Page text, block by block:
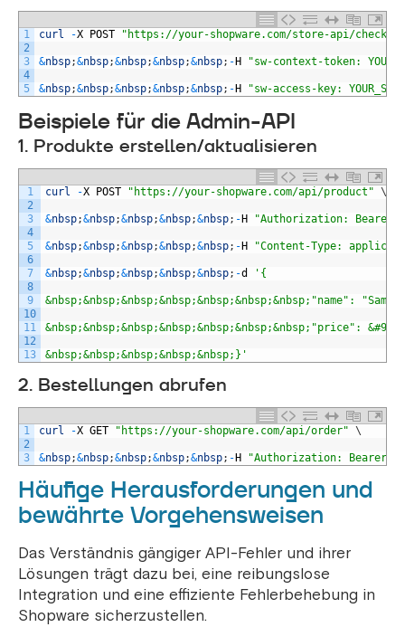
1
2
3
4
5
curl -X POST "https://your-shopware.com/store-api/
&nbsp;&nbsp;&nbsp;&nbsp;&nbsp; - H "sw-context-token:
&nbsp;&nbsp;&nbsp;&nbsp;&nbsp; - H "sw-access-key:
Beispiele für die Admin-API
1. Produkte erstellen/aktualisieren
1
2
3
4
5
6
7
8
9
10
11
12
13
curl -X POST "https://your-shopware.com/api/product" \
&nbsp;&nbsp;&nbsp;&nbsp;&nbsp; - H "Authorization: Bearer
&nbsp;&nbsp;&nbsp;&nbsp;&nbsp; - H "Content-Type:
&nbsp;&nbsp;&nbsp;&nbsp;&nbsp; -d '{
&nbsp;&nbsp;&nbsp;&nbsp;&nbsp;&nbsp;&nbsp;"name":
&nbsp;&nbsp;&nbsp;&nbsp;&nbsp;&nbsp;&nbsp;"price":
&nbsp;&nbsp;&nbsp;&nbsp;&nbsp;}'
2. Bestellungen abrufen
1
2
3
curl -X GET "https://your-shopware.com/api/order" \
&nbsp;&nbsp;&nbsp;&nbsp;&nbsp; - H "Authorization: Bearer
Häufige Herausforderungen und
bewährte Vorgehensweisen
Das Verständnis gängiger API-Fehler und ihrer
Lösungen trägt dazu bei, eine reibungslose
Integration und eine effiziente Fehlerbehebung in
Shopware sicherzustellen.